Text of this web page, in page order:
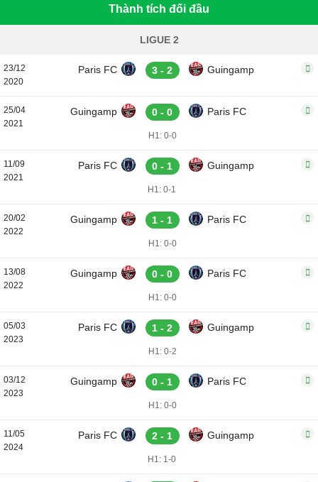
Thành tích đối đầu
LIGUE 2
23/12
2020
Paris FC 3 - 2 Guingamp
25/04
2021
Guingamp 0 - 0 Paris FC
H1: 0-0
11/09
2021
Paris FC 0 - 1 Guingamp
H1: 0-1
20/02
2022
Guingamp 1 - 1 Paris FC
H1: 0-0
13/08
2022
Guingamp 0 - 0 Paris FC
H1: 0-0
05/03
2023
Paris FC 1 - 2 Guingamp
H1: 0-2
03/12
2023
Guingamp 0 - 1 Paris FC
H1: 0-0
11/05
2024
Paris FC 2 - 1 Guingamp
H1: 1-0